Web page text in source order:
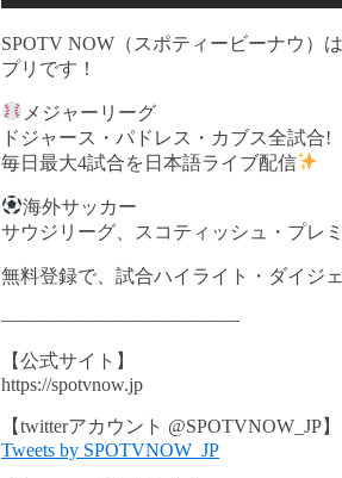
SPOTV NOW（スポティービーナウ）
プリです！
メジャーリーグ
ドジャース・パドレス・カブス全試合!
毎日最大4試合を日本語ライブ配信
海外サッカー
サウジリーグ、スコティッシュ・プレ
無料登録で、試合ハイライト・ダイジ
————————————–
【公式サイト】
https://spotvnow.jp​​​​​​​​​​
【twitterアカウント @SPOTVNOW_JP】
Tweets by SPOTVNOW_JP